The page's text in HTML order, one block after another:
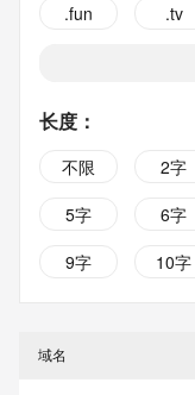
.fun
.tv
长度 ：
不限 2字
5字
6字
9字
10字
域名